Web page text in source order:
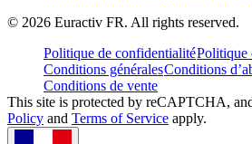
© 2026 Euractiv FR. All rights reserved.
Politique de confidentialitéPolitique
Conditions généralesConditions
Conditions de vente
This site is protected by reCAPTCHA,
Policy and Terms of Service apply.